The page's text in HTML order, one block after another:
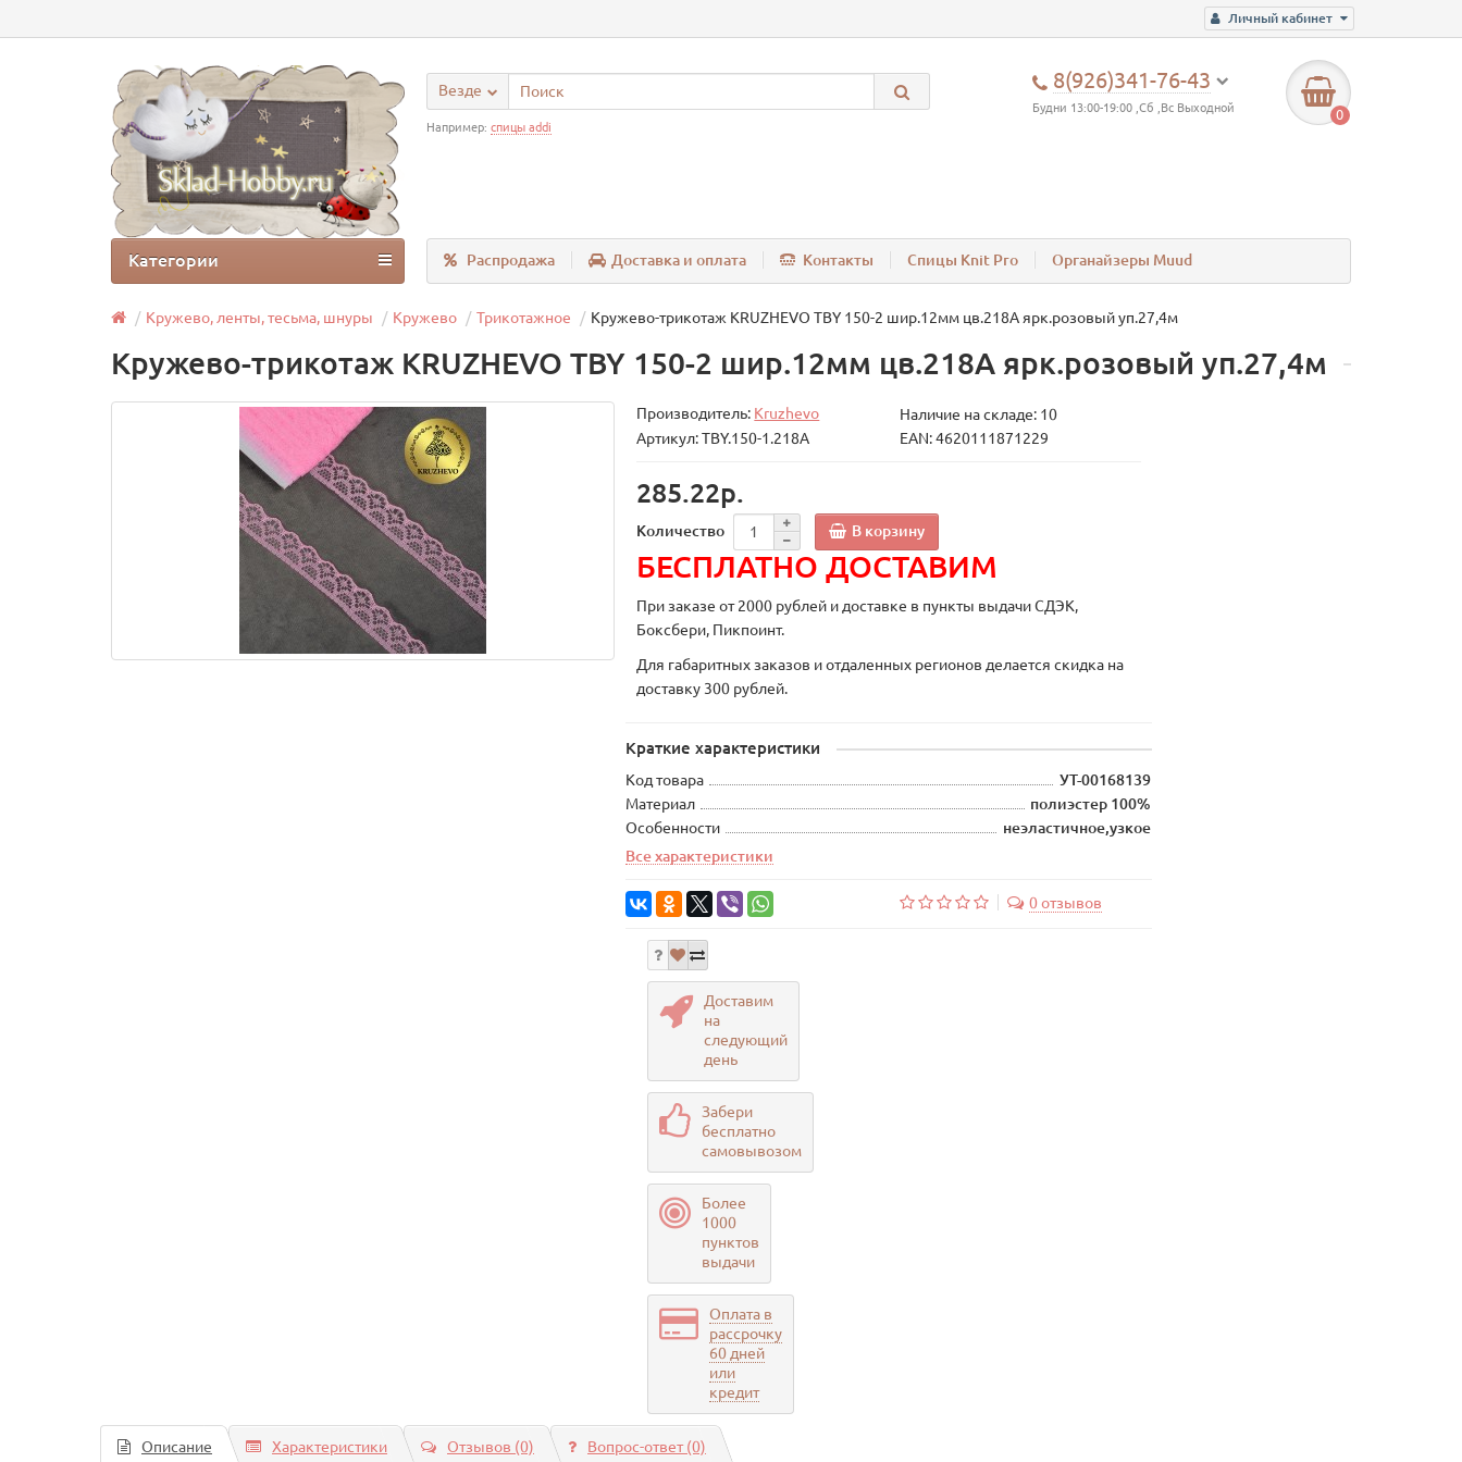
Личный кабинет
8(926)341-76-43
Будни 13:00-19:00 ,Сб ,Вс Выходной 0
Везде
Например: спицы addi
Распродажа Доставка и оплата Контакты Спицы Knit Pro Органайзеры Muud
Категории
Кружево, ленты, тесьма, шнуры Кружево Трикотажное Кружево-трикотаж KRUZHEVO TBY 150-2 шир.12мм цв.218A ярк.розовый уп.27,4м
Кружево-трикотаж KRUZHEVO TBY 150-2 шир.12мм цв.218A ярк.розовый уп.27,4м
Производитель: Kruzhevo
Наличие на складе: 10
Артикул: TBY.150-1.218А
EAN: 4620111871229
285.22р.
Количество В корзину
БЕСПЛАТНО ДОСТАВИМ
При заказе от 2000 рублей и доставке в пункты выдачи СДЭК,
Боксбери, Пикпоинт.
Для габаритных заказов и отдаленных регионов делается скидка на
доставку 300 рублей.
Краткие характеристики
Код товара
УТ-00168139
Материал
полиэстер 100%
Особенности
неэластичное,узкое
Все характеристики
0 отзывов
Доставим
на
следующий
день
Забери
бесплатно
самовывозом
Более
1000
пунктов
выдачи
Оплата в
рассрочку
60 дней
или
кредит
Описание Характеристики Отзывов (0) Вопрос-ответ(0)